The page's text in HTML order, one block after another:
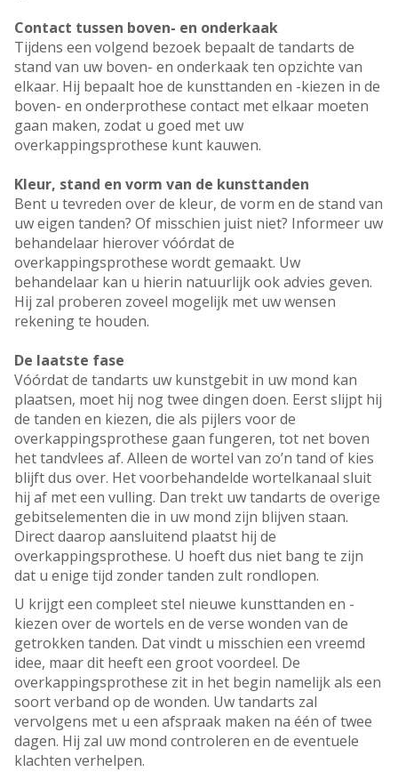
Contact tussen boven- en onderkaak
Tijdens een volgend bezoek bepaalt de tandarts de
stand van uw boven- en onderkaak ten opzichte van
elkaar. Hij bepaalt hoe de kunsttanden en -kiezen in de
boven- en onderprothese contact met elkaar moeten
gaan maken, zodat u goed met uw
overkappingsprothese kunt kauwen.
Kleur, stand en vorm van de kunsttanden
Bent u tevreden over de kleur, de vorm en de stand van
uw eigen tanden? Of misschien juist niet? Informeer uw
behandelaar hierover vóórdat de
overkappingsprothese wordt gemaakt. Uw
behandelaar kan u hierin natuurlijk ook advies geven.
Hij zal proberen zoveel mogelijk met uw wensen
rekening te houden.
De laatste fase
Vóórdat de tandarts uw kunstgebit in uw mond kan
plaatsen, moet hij nog twee dingen doen. Eerst slijpt hij
de tanden en kiezen, die als pijlers voor de
overkappingsprothese gaan fungeren, tot net boven
het tandvlees af. Alleen de wortel van zo’n tand of kies
blijft dus over. Het voorbehandelde wortelkanaal sluit
hij af met een vulling. Dan trekt uw tandarts de overige
gebitselementen die in uw mond zijn blijven staan.
Direct daarop aansluitend plaatst hij de
overkappingsprothese. U hoeft dus niet bang te zijn
dat u enige tijd zonder tanden zult rondlopen.
U krijgt een compleet stel nieuwe kunsttanden en -
kiezen over de wortels en de verse wonden van de
getrokken tanden. Dat vindt u misschien een vreemd
idee, maar dit heeft een groot voordeel. De
overkappingsprothese zit in het begin namelijk als een
soort verband op de wonden. Uw tandarts zal
vervolgens met u een afspraak maken na één of twee
dagen. Hij zal uw mond controleren en de eventuele
klachten verhelpen.